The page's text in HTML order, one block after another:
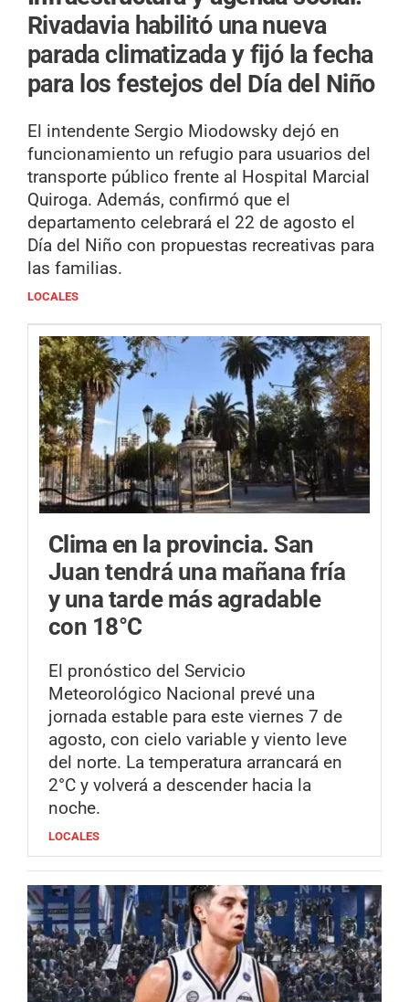
Rivadavia habilitó una nueva
parada climatizada y fijó la fecha
para los festejos del Día del Niño
El intendente Sergio Miodowsky dejó en
funcionamiento un refugio para usuarios del
transporte público frente al Hospital Marcial
Quiroga. Además, confirmó que el
departamento celebrará el 22 de agosto el
Día del Niño con propuestas recreativas para
las familias.
LOCALES
Clima en la provincia. San
Juan tendrá una mañana fría
y una tarde más agradable
con 18°C
El pronóstico del Servicio
Meteorológico Nacional prevé una
jornada estable para este viernes 7 de
agosto, con cielo variable y viento leve
del norte. La temperatura arrancará en
2°C y volverá a descender hacia la
noche.
LOCALES